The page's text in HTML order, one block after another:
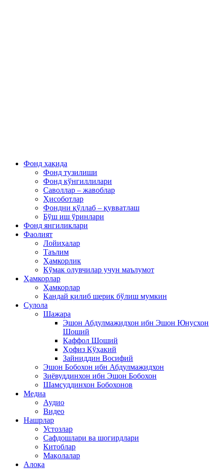
Фонд ҳақида
Фонд тузилиши
Фонд кўнгиллилари
Саволлар – жавоблар
Ҳисоботлар
Фондни қўллаб – қувватлаш
Бўш иш ўринлари
Фонд янгиликлари
Фаолият
Лойиҳалар
Таълим
Ҳамкорлик
Кўмак олувчилар учун маълумот
Ҳамкорлар
Ҳамкорлар
Қандай қилиб шерик бўлиш мумкин
Сулола
Шажара
Эшон Абдулмажидхон ибн Эшон Юнусхон
Шоший
Қаффол Шоший
Ҳофиз Кўҳакий
Зайниддин Восифий
Эшон Бобохон ибн Абдулмажидхон
Зиёвуддинхон ибн Эшон Бобохон
Шамсуддинхон Бобохонов
Медиа
Аудио
Видео
Нашрлар
Устозлар
Сафдошлари ва шогирдлари
Китоблар
Мақолалар
Алоқа